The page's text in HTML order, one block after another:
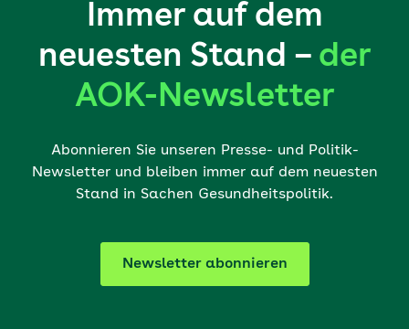
Immer auf dem
neuesten Stand – der
AOK-Newsletter
Abonnieren Sie unseren Presse- und Politik-
Newsletter und bleiben immer auf dem neuesten
Stand in Sachen Gesundheitspolitik.
Newsletter abonnieren